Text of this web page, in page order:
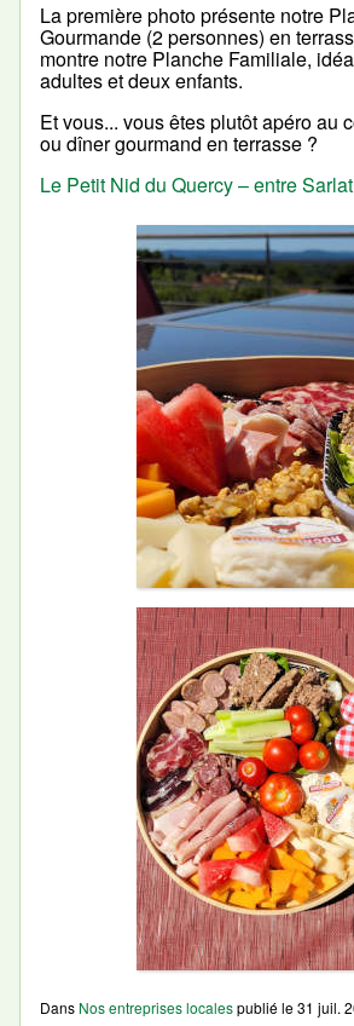
La première photo présente notre
Gourmande (2 personnes) en
montre notre Planche Familiale,
adultes et deux enfants.
Et vous... vous êtes plutôt apéro au
ou dîner gourmand en terrasse ?
Le Petit Nid du Quercy – entre
Dans Nos entreprises localespublié le31 juil.